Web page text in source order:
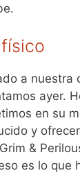
a nuestra
ayer.
en su
y
&
es lo que